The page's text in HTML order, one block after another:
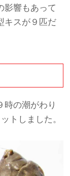
影響もあって
キスが９匹だ
時の潮がわり
トしました。